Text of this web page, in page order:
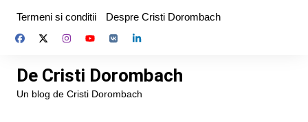
content
Termeni si conditii Despre Cristi Dorombach
De Cristi Dorombach
Un blog de Cristi Dorombach